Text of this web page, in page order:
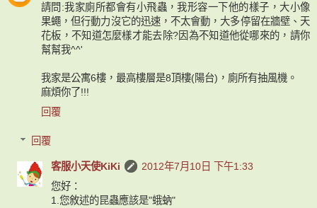
請問:我家廁所都會有小飛蟲，我形容一下他的樣子，大小像
果蠅，但行動力沒它的迅速，不太會動，大多停留在牆壁、天
花板，不知道怎麼樣才能去除?因為不知道他從哪來的，請你
幫幫我^^'
我家是公寓6樓，最高樓層是8頂樓(陽台)，廁所有抽風機。
麻煩你了!!!
回覆
回覆
客服小天使KiKi
2012年7月10日 下午1:33
您好：
1.您敘述的昆蟲應該是"蛾蚋"